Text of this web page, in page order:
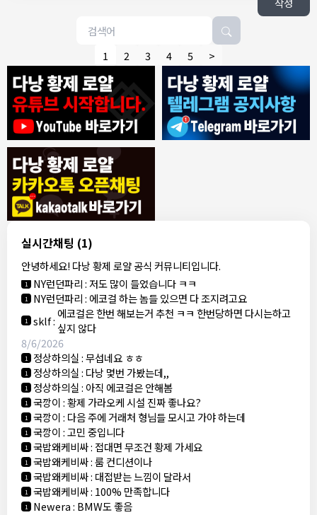
실시간채팅 (1)
안녕하세요! 다낭 황제 로얄 공식 커뮤니티입니다.
8/4/2026
1 모기한테물림:여기도 문의해보면 바로 알려줌
1 모기한테물림:정찰가보다 쌀수 없음
1 결혼안해:ㄹㅇ 팩트 ㅋㅋㅋㅋ
결혼안해:ㄹㅇ 팩트 ㅋㅋㅋㅋ
8/5/2026
NY런던파리 :다낭 에코걸 여기서 예약 가능한가요?
1 3군:에코걸 좀 조심 하는게 좋음
1 NY런던파리:저도 많이 들었습니다 ㅋㅋ
1 NY런던파리: 에코걸 하는 놈들 있으면 다 조지려고요
1 sklf: 에코걸은 한번 해보는거 추천 ㅋㅋ 한번당하면 다시는하고
싶지 않다
8/6/2026
1 정상하의실:무섭네요 ㅎㅎ
1 정상하의실: 다낭 몇번 가봤는데,,
1 정상하의실: 아직 에코걸은 안해봄
1 국깡이:황제 가라오케 시설 진짜 좋나요?
1 국깡이: 다음 주에 거래처 형님들 모시고 가야 하는데
1 국깡이:고민 중입니다
1 국밥왜케비싸: 접대면 무조건 황제 가세요
1 국밥왜케비싸:룸 컨디션이나
1 국밥왜케비싸: 대접받는 느낌이 달라서
1 국밥왜케비싸: 100% 만족합니다
1 Newera: BMW도 좋음
1 2 3 4 5 >